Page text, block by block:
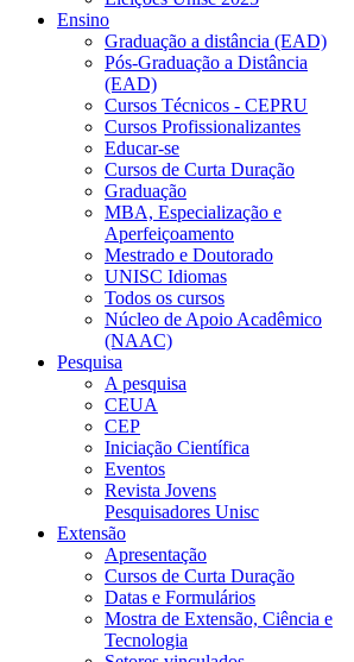
Ensino
Graduação a distância (EAD)
Pós-Graduação a Distância
(EAD)
Cursos Técnicos - CEPRU
Cursos Profissionalizantes
Educar-se
Cursos de Curta Duração
Graduação
MBA, Especialização e
Aperfeiçoamento
Mestrado e Doutorado
UNISC Idiomas
Todos os cursos
Núcleo de Apoio Acadêmico
(NAAC)
Pesquisa
A pesquisa
CEUA
CEP
Iniciação Científica
Eventos
Revista Jovens
Pesquisadores Unisc
Extensão
Apresentação
Cursos de Curta Duração
Datas e Formulários
Mostra de Extensão, Ciência e
Tecnologia